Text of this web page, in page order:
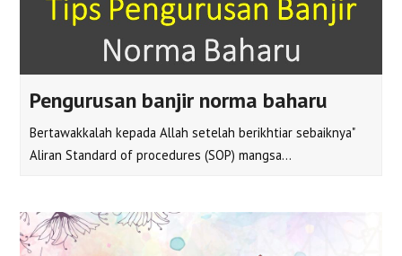
Pengurusan banjir norma baharu
Bertawakkalah kepada Allah setelah berikhtiar sebaiknya"
Aliran Standard of procedures (SOP) mangsa…